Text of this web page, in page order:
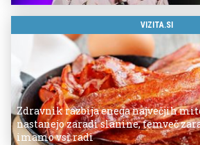
VIZITA.SI
Zdravnik razbija enega največjih
nastanejo zaradi slanine, temveč
imamo vsi radi